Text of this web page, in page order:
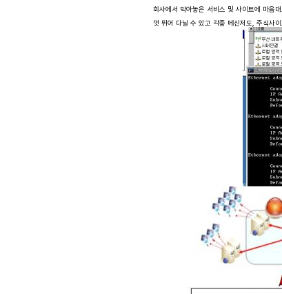
회사에서 막아놓은 서비스 및 사이트에 마음
껏 뛰어 다닐 수 있고 각종 메신저도, 주식사